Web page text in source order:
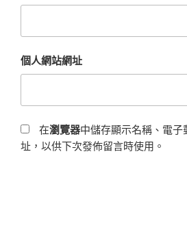
個人網站網址
在瀏覽器中儲存顯示名稱、電
址，以供下次發佈留言時使用。